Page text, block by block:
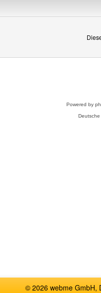
Powered by
© 2026 webme GmbH,